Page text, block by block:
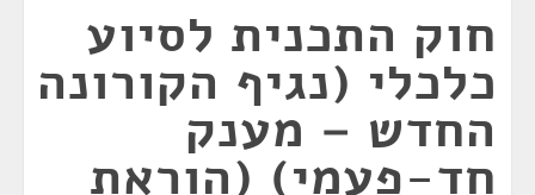
חוק התכנית לסיוע
כלכלי (נגיף הקורונה
החדש – מענק
חד-פעמי) (הוראת